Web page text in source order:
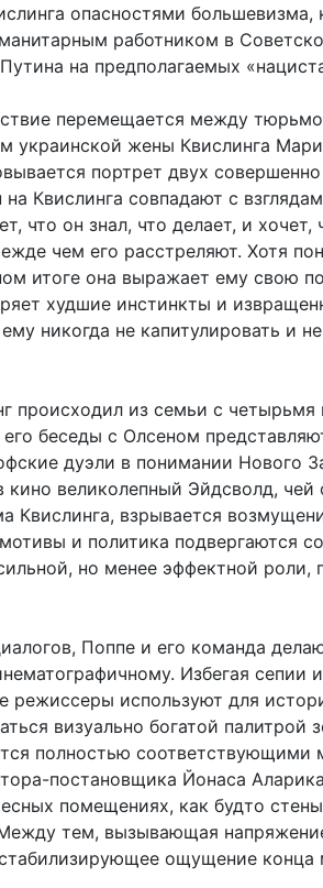
опасностями большевизма,
работником в
на предполагаемых
перемещается между
украинской жены Квислинга
портрет двух
Квислинга совпадают с
что он знал, что делает, и хочет,
чем его расстреляют. Хотя
итоге она выражает ему свою
худшие инстинкты и
никогда не капитулировать и
происходил из семьи с четырьмя
беседы с Олсеном
дуэли в понимании Нового
кино великолепный Эйдсволд, чей
Квислинга, взрывается
мотивы и политика подвергаются
но менее эффектной роли,
Поппе и его команда
Избегая сепии
режиссеры используют для
визуально богатой палитрой
полностью соответствующими
постановщика Йонаса
помещениях, как будто
Между тем, вызывающая
ощущение конца